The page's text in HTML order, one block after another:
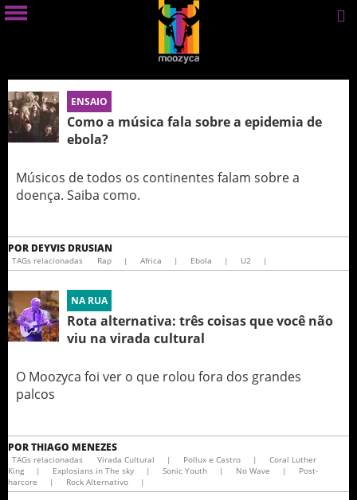
ENSAIO
Como a música fala sobre a epidemia de
ebola?
Músicos de todos os continentes falam sobre a
doença. Saiba como.
POR DEYVIS DRUSIAN
TAGs relacionadas Rap | Africa | Ebola | U2 |
NA RUA
Rota alternativa: três coisas que você não
viu na virada cultural
O Moozyca foi ver o que rolou fora dos grandes
palcos
PORTHIAGO MENEZES
TAGs relacionadas Virada Cultural | Pollux e Castro |
Coral Luther
King
| Explosians in The sky | Sonic Youth | No Wave |
Post-
harcore
| Rock Alternativo |